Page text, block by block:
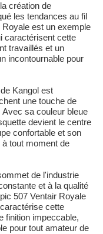
création de
les tendances au fil
est un exemple
caractérisent cette
travaillés et un
incontournable pour
Kangol est
une touche de
sa couleur bleue
devient le centre
confortable et son
tout moment de
de l'industrie
et à la qualité
507 Ventair Royale
cette
finition impeccable,
pour tout amateur de